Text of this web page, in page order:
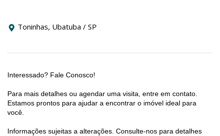
Toninhas, Ubatuba / SP
Interessado? Fale Conosco!
Para mais detalhes ou agendar uma visita, entre em contato.
Estamos prontos para ajudar a encontrar o imóvel ideal para
você.
Informações sujeitas a alterações. Consulte-nos para detalhes